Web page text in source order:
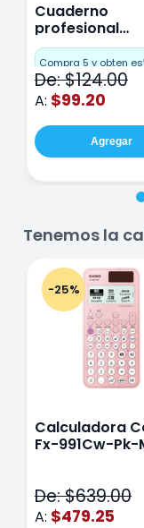
Cuaderno
profesional
Miquelrius
Cuadro Chico
hojas Rosa
Compra 5 y obten
De: $124.00
A: $99.20
Agregar
Tenemos la
-25%
Calculadora
Fx-991Cw-Pk-
De: $639.00
A: $479.25